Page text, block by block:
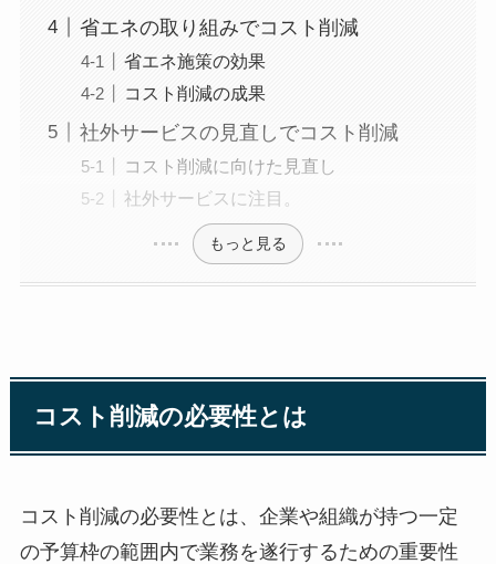
省エネの取り組みでコスト削減
省エネ施策の効果
コスト削減の成果
社外サービスの見直しでコスト削減
コスト削減に向けた見直し
社外サービスに注目。
もっと見る
コスト削減の必要性とは
コスト削減の必要性とは、企業や組織が持つ一定
の予算枠の範囲内で業務を遂行するための重要性